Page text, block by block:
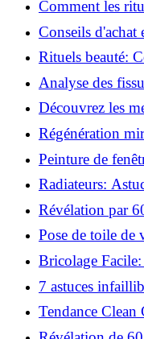
Comment les
créent des
Conseils d'achat
peinture basse
Rituels beauté:
chouchoutent
Analyse des
préparer vos
Découvrez les
dès 6,70 €!
Régénération
régénérative
Peinture de
techniques
Radiateurs:
tuyaux
Révélation par
Découvrez le
Pose de toile de
pour débutants!
Bricolage
pour Chaque
7 astuces
rapidement !
Tendance
l'adoptent?